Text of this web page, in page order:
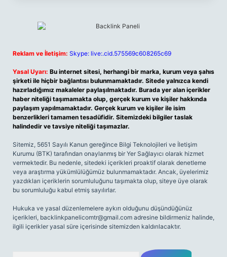
Reklam ve İletişim: Skype: live:.cid.575569c608265c69
Yasal Uyarı: Bu internet sitesi, herhangi bir marka, kurum veya şahıs
şirketi ile hiçbir bağlantısı bulunmamaktadır. Sitede yalnızca kendi
hazırladığımız makaleler paylaşılmaktadır. Burada yer alan içerikler
haber niteliği taşımamakta olup, gerçek kurum ve kişiler hakkında
paylaşım yapılmamaktadır. Gerçek kurum ve kişiler ile isim
benzerlikleri tamamen tesadüfidir. Sitemizdeki bilgiler taslak
halindedir ve tavsiye niteliği taşımazlar.
Sitemiz, 5651 Sayılı Kanun gereğince Bilgi Teknolojileri ve İletişim
Kurumu (BTK) tarafından onaylanmış bir Yer Sağlayıcı olarak hizmet
vermektedir. Bu nedenle, sitedeki içerikleri proaktif olarak denetleme
veya araştırma yükümlülüğümüz bulunmamaktadır. Ancak, üyelerimiz
yazdıkları içeriklerin sorumluluğunu taşımakta olup, siteye üye olarak
bu sorumluluğu kabul etmiş sayılırlar.
Hukuka ve yasal düzenlemelere aykırı olduğunu düşündüğünüz
içerikleri, backlinkpanelicomtr@gmail.com adresine bildirmeniz halinde,
ilgili içerikler yasal süre içerisinde sitemizden kaldırılacaktır.